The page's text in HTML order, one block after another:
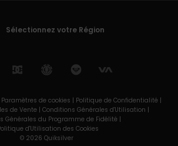
Sélectionnez votre Région
Paramètres de cookies | Politique de Confidentialité |
de Vente | Conditions Générales d'Utilisation |
Générales du Programme de Fidélité |
d'Utilisation des Cookies
© 2026 Quiksilver